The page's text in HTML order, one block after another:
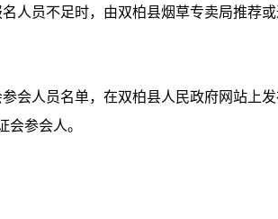
人员不足时，由双柏县烟草专卖局推荐或
会人员名单，在双柏县人民政府网站上
参会人。